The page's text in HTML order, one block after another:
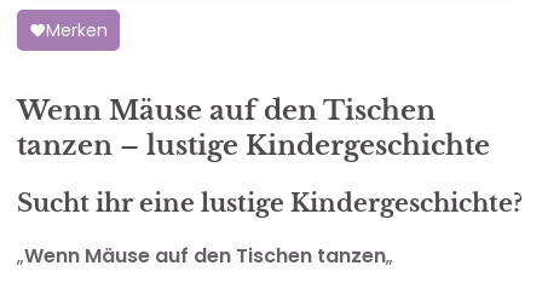
Merken
Wenn Mäuse auf den Tischen
tanzen – lustige Kindergeschichte
Sucht ihr eine lustige Kindergeschichte?
„Wenn Mäuse auf den Tischen tanzen„